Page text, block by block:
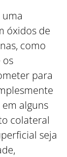
óxidos de
como
os
para
alguns
colateral
seja